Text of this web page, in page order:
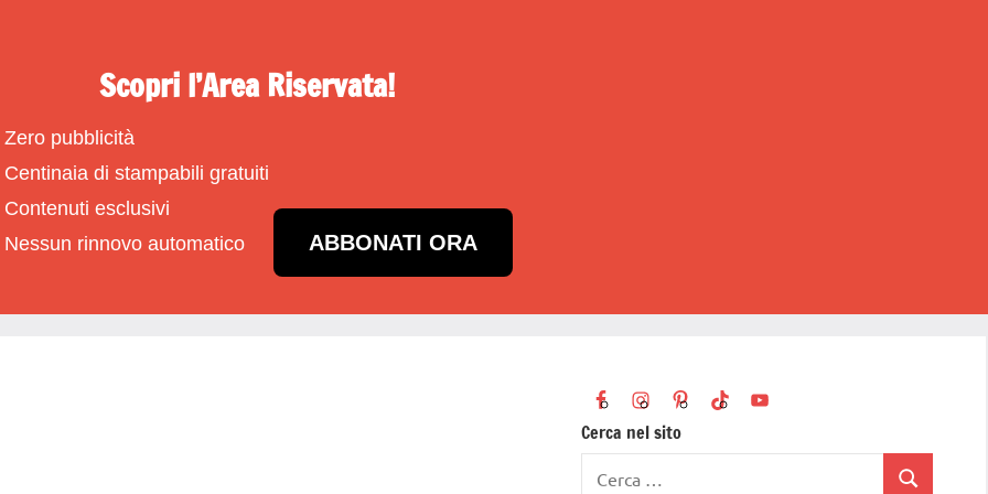
Scopri l’Area Riservata!
Zero pubblicità
Centinaia di stampabili gratuiti
Contenuti esclusivi
Nessun rinnovo automatico
ABBONATI ORA
Cerca nel sito